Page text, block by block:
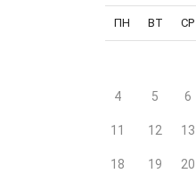
ПН ВТ СР
4 5 6
11 12 13
18 19 20